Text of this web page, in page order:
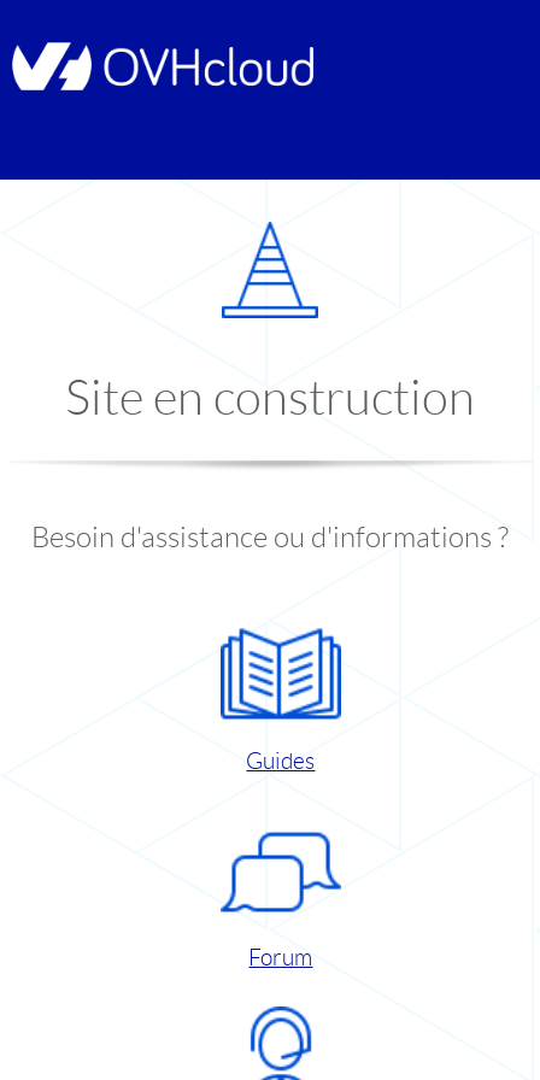
Site en construction
Besoin d'assistance ou d'informations ?
Guides
Forum